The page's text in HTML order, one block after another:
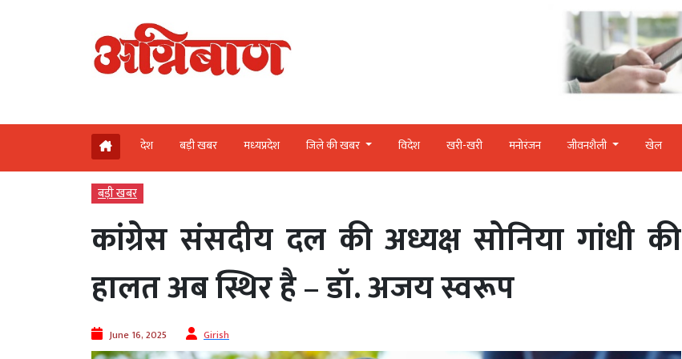
देश बड़ी खबर मध्‍यप्रदेश जिले की खबर विदेश खरी-खरी मनोरंजन जीवनशैली खेल
बड़ी खबर
कांग्रेस संसदीय दल की अध्यक्ष सोनिया गांधी की
हालत अब स्थिर है – डॉ. अजय स्वरूप
June 16, 2025 Girish